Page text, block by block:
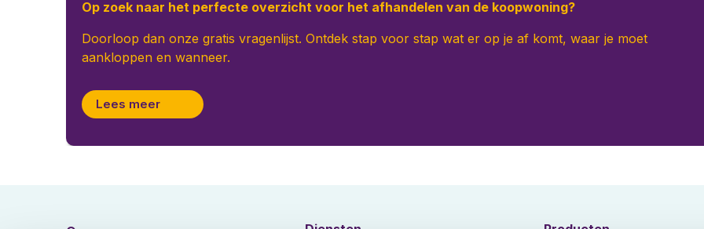
Op zoek naar het perfecte overzicht voor het afhandelen van de koopwoning?
Doorloop dan onze gratis vragenlijst. Ontdek stap voor stap wat er op je af komt, waar je moet
aankloppen en wanneer.
Lees meer